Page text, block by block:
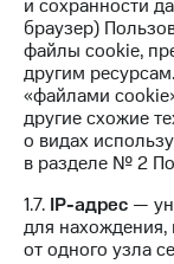
Услуги
Акции
ТВ
для
149 ₽/
мес
МТС
Premium
на
и сохранности
браузер)
файлы cookie,
другим
«файлами
другие схожие
о видах
в разделе № 2
1.7. IP-адрес —
для
от одного узла